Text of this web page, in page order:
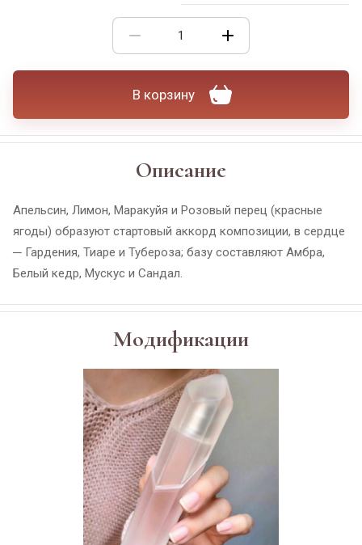
В корзину
Описание
Апельсин, Лимон, Маракуйя и Розовый перец (красные
ягоды) образуют стартовый аккорд композиции, в сердце
─ Гардения, Тиаре и Тубероза; базу составляют Амбра,
Белый кедр, Мускус и Сандал.
Модификации